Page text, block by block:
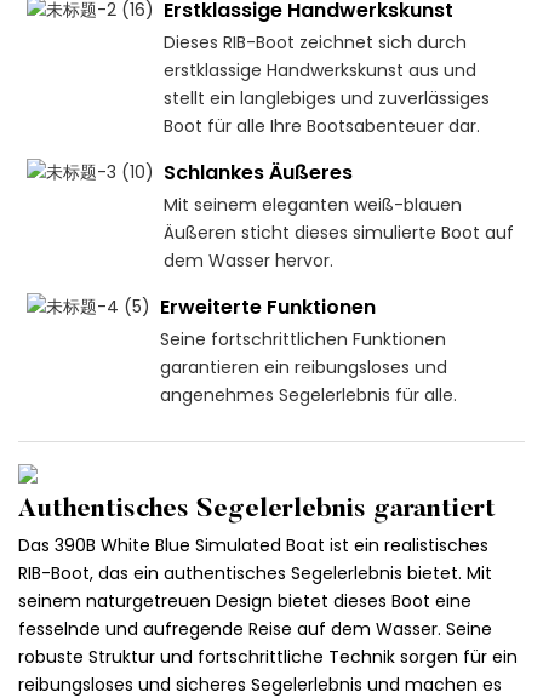
Erstklassige Handwerkskunst
Dieses RIB-Boot zeichnet sich durch
erstklassige Handwerkskunst aus und
stellt ein langlebiges und zuverlässiges
Boot für alle Ihre Bootsabenteuer dar.
Schlankes Äußeres
Mit seinem eleganten weiß-blauen
Äußeren sticht dieses simulierte Boot auf
dem Wasser hervor.
Erweiterte Funktionen
Seine fortschrittlichen Funktionen
garantieren ein reibungsloses und
angenehmes Segelerlebnis für alle.
Authentisches Segelerlebnis garantiert
Das 390B White Blue Simulated Boat ist ein realistisches
RIB-Boot, das ein authentisches Segelerlebnis bietet. Mit
seinem naturgetreuen Design bietet dieses Boot eine
fesselnde und aufregende Reise auf dem Wasser. Seine
robuste Struktur und fortschrittliche Technik sorgen für ein
reibungsloses und sicheres Segelerlebnis und machen es